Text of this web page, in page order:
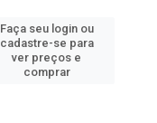
Faça seu login ou
cadastre-se para
ver preços e
comprar